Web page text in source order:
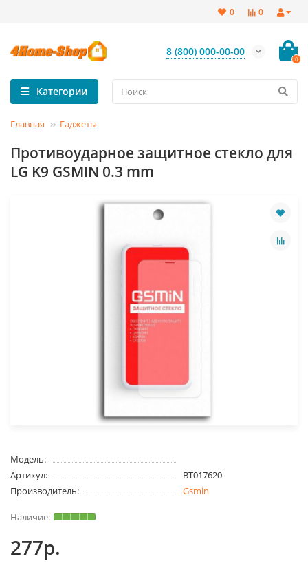
0
0
8 (800) 000-00-00
0
Категории
Главная Гаджеты
Противоударное защитное стекло для
LG K9 GSMIN 0.3 mm
Модель:
Артикул:
BT017620
Производитель:
Gsmin
277р.